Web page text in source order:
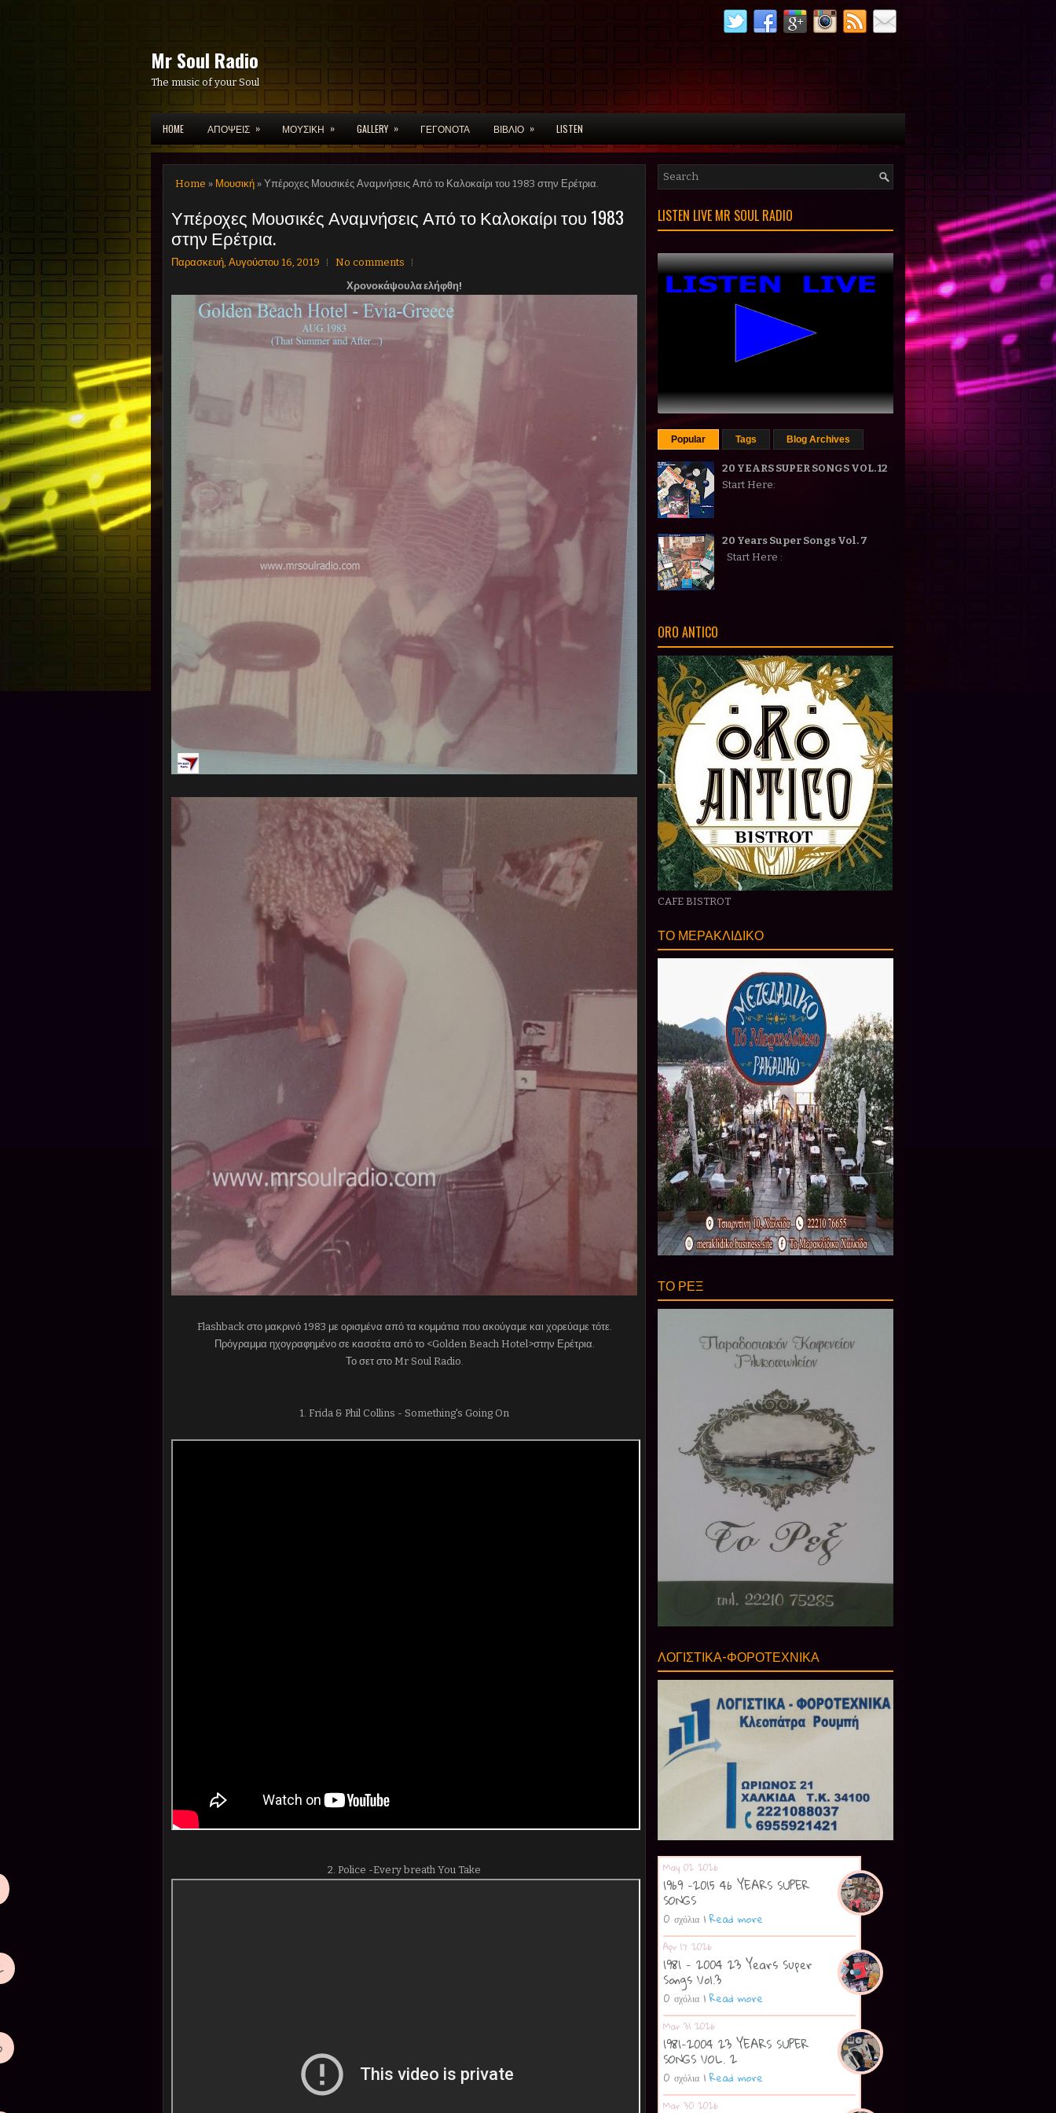
Mr Soul Radio
The music of your Soul
HOME ΑΠΟΨΕΙΣ » ΜΟΥΣΙΚΗ » GALLERY » ΓΕΓΟΝΟΤΑ ΒΙΒΛΙΟ » LISTEN
Home » Μουσική » Υπέροχες Μουσικές Αναμνήσεις Από το Καλοκαίρι του 1983 στην Ερέτρια.
Υπέροχες Μουσικές Αναμνήσεις Από το Καλοκαίρι του 1983
στην Ερέτρια.
Παρασκευή, Αυγούστου 16, 2019
No comments
Χρονοκάψουλα ελήφθη!
Flashback στο μακρινό 1983 με ορισμένα από τα κομμάτια που ακούγαμε και χορεύαμε τότε.
Πρόγραμμα ηχογραφημένο σε κασσέτα από το <Golden Beach Hotel>στην Ερέτρια.
Το σετ στο Mr Soul Radio.
1. Frida & Phil Collins - Something's Going On
2. Police -Every breath You Take
LISTEN LIVE MR SOUL RADIO
Popular Tags Blog Archives
20 YEARS SUPER SONGS VOL. 12
Start Here:
20 Years Super Songs Vol. 7
Start Here :
ORO ANTICO
CAFE BISTROT
ΤΟ ΜΕΡΑΚΛΙΔΙΚΟ
ΤΟ ΡΕΞ
ΛΟΓΙΣΤΙΚΑ-ΦΟΡΟΤΕΧΝΙΚΑ
May 02 2026
1969 -2015 46 YEARS SUPER
SONGS
0 σχόλια | Read more
Apr 17 2026
1981 - 2004 23 Years Super
Songs Vol.3
0 σχόλια | Read more
Mar 31 2026
1981-2004 23 YEARS SUPER
SONGS VOL. 2
0 σχόλια | Read more
Mar 30 2026